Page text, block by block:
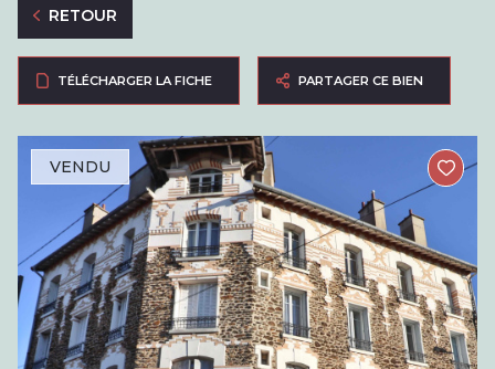
RETOUR
TÉLÉCHARGER LA FICHE PARTAGER CE BIEN
VENDU